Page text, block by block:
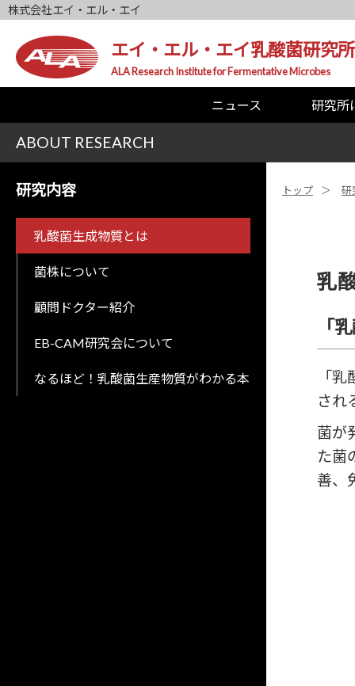
株式会社エイ・エル・エイ
エイ・エル・エイ乳酸菌研究所
ALA Research Institute for Fermentative Microbes
ニュース 研究所
ABOUT RESEARCH
研究内容
乳酸菌生成物質とは
菌株について
顧問ドクター紹介
EB-CAM研究会について
なるほど！乳酸菌生産物質がわかる本
トップ 研
乳
「
「
され
菌が
た菌
善、